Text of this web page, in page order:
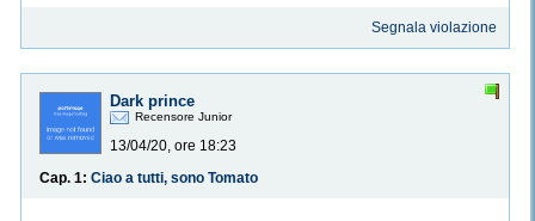
Segnala violazione
Dark prince
Recensore Junior
13/04/20, ore 18:23
Cap. 1: Ciao a tutti, sono Tomato